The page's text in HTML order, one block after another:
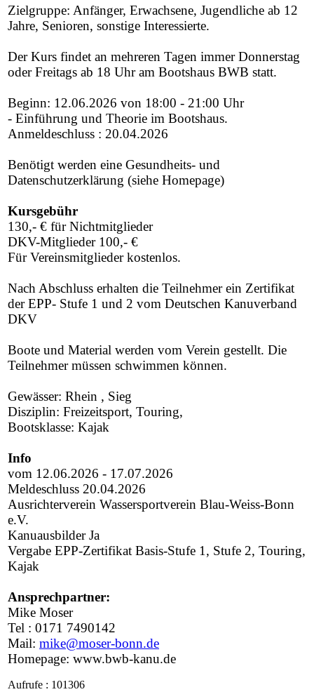
Zielgruppe: Anfänger, Erwachsene, Jugendliche ab 12
Jahre, Senioren, sonstige Interessierte.
Der Kurs findet an mehreren Tagen immer Donnerstag
oder Freitags ab 18 Uhr am Bootshaus BWB statt.
Beginn: 12.06.2026 von 18:00 - 21:00 Uhr
- Einführung und Theorie im Bootshaus.
Anmeldeschluss : 20.04.2026
Benötigt werden eine Gesundheits- und
Datenschutzerklärung (siehe Homepage)
Kursgebühr
130,- € für Nichtmitglieder
DKV-Mitglieder 100,- €
Für Vereinsmitglieder kostenlos.
Nach Abschluss erhalten die Teilnehmer ein Zertifikat
der EPP- Stufe 1 und 2 vom Deutschen Kanuverband
DKV
Boote und Material werden vom Verein gestellt. Die
Teilnehmer müssen schwimmen können.
Gewässer: Rhein , Sieg
Disziplin: Freizeitsport, Touring,
Bootsklasse: Kajak
Info
vom 12.06.2026 - 17.07.2026
Meldeschluss 20.04.2026
Ausrichterverein Wassersportverein Blau-Weiss-Bonn
e.V.
Kanuausbilder Ja
Vergabe EPP-Zertifikat Basis-Stufe 1, Stufe 2, Touring,
Kajak
Ansprechpartner:
Mike Moser
Tel : 0171 7490142
Mail: mike​@​moser-bonn.de
Homepage: www.bwb-kanu.de
Aufrufe : 101306